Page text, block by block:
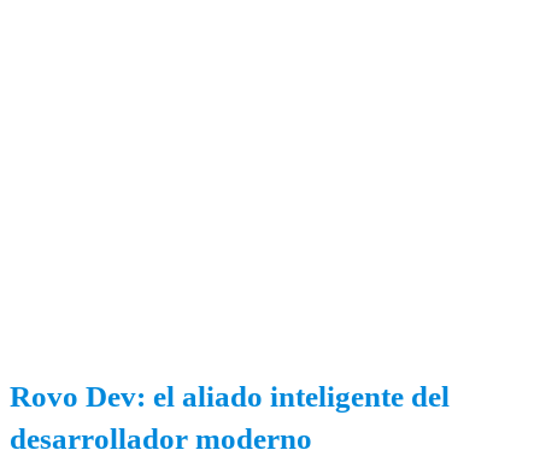
Rovo Dev: el aliado inteligente del
desarrollador moderno